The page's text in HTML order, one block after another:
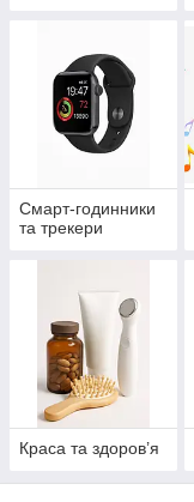
Смарт-годинники
та трекери
Краса та здоров’я